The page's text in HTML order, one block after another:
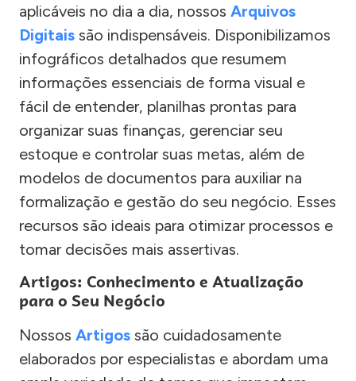
aplicáveis no dia a dia, nossos Arquivos
Digitais são indispensáveis. Disponibilizamos
infográficos detalhados que resumem
informações essenciais de forma visual e
fácil de entender, planilhas prontas para
organizar suas finanças, gerenciar seu
estoque e controlar suas metas, além de
modelos de documentos para auxiliar na
formalização e gestão do seu negócio. Esses
recursos são ideais para otimizar processos e
tomar decisões mais assertivas.
Artigos: Conhecimento e Atualização
para o Seu Negócio
Nossos Artigos são cuidadosamente
elaborados por especialistas e abordam uma